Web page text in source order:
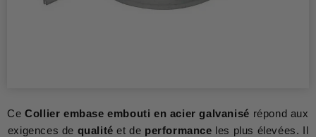
CeCollier embase embouti en acier galvanisé répond aux
exigences de qualité et de performance les plus élevées. Il